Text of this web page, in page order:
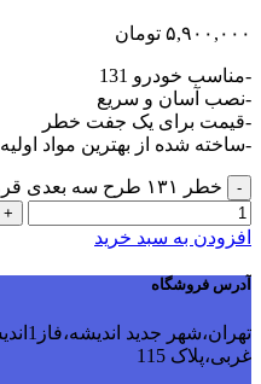
۵,۹۰۰,۰۰۰ تومان
-مناسب خودرو 131
-نصب آسان و سریع
-قیمت برای یک جفت خطر
-ساخته شده از بهترین مواد اولیه
- خطر ۱۳۱ طرح سه بعدی قرمز دودی عدد
+
افزودن به سبد خرید
آدرس فروشگاه
غربی،پلاک 115